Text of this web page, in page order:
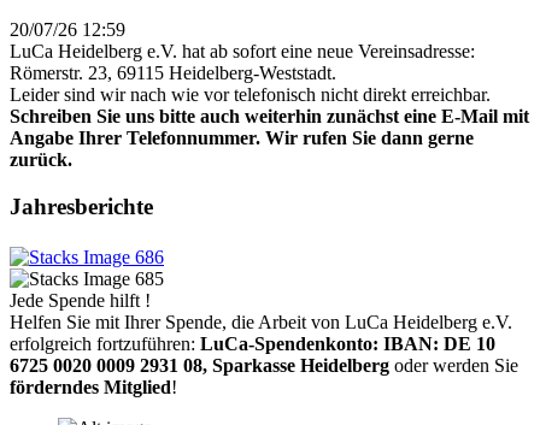
20/07/26 12:59
LuCa Heidelberg e.V. hat ab sofort eine neue Vereinsadresse:
Römerstr. 23, 69115 Heidelberg-Weststadt.
Leider sind wir nach wie vor telefonisch nicht direkt erreichbar.
Schreiben Sie uns bitte auch weiterhin zunächst eine E-Mail mit
Angabe Ihrer Telefonnummer. Wir rufen Sie dann gerne
zurück.
Jahresberichte
Jede Spende hilft !
Helfen Sie mit Ihrer Spende, die Arbeit von LuCa Heidelberg e.V.
erfolgreich fortzuführen: LuCa-Spendenkonto: IBAN: DE 10
6725 0020 0009 2931 08, Sparkasse Heidelberg oder werden Sie
förderndes Mitglied!